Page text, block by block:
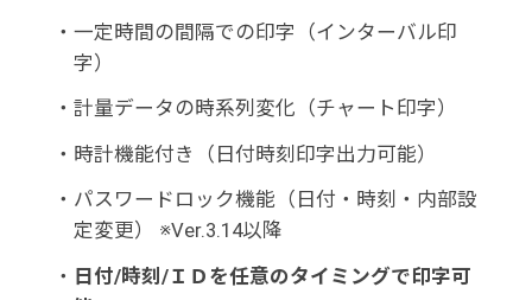
・ 一定時間の間隔での印字（インターバル印
字）
・ 計量データの時系列変化（チャート印字）
・ 時計機能付き（日付時刻印字出力可能）
・ パスワードロック機能（日付・時刻・内部設
定変更） ※Ver.3.14以降
・ 日付/時刻/ＩＤを任意のタイミングで印字可